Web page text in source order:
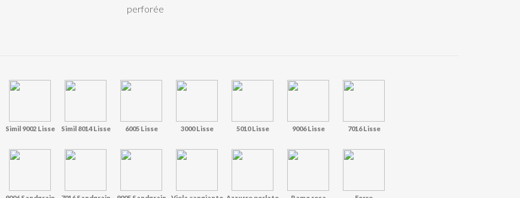
perforée
Simil 9002 Lisse Simil 8014 Lisse 6005 Lisse 3000 Lisse 5010 Lisse 9006 Lisse 7016 Lisse